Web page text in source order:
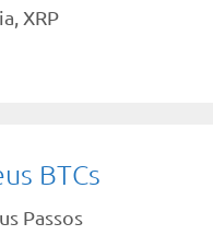
XRP
BTCs
Passos